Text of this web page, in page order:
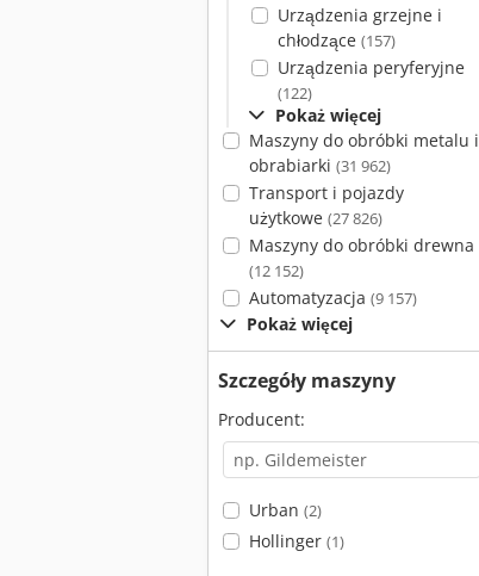
Urządzenia grzejne i
chłodzące (157)
Urządzenia peryferyjne
(122)
Pokaż więcej
Maszyny do obróbki metalu i
obrabiarki (31 962)
Transport i pojazdy
użytkowe (27 826)
Maszyny do obróbki drewna
(12 152)
Automatyzacja (9 157)
Pokaż więcej
Szczegóły maszyny
Producent:
Urban (2)
Hollinger (1)